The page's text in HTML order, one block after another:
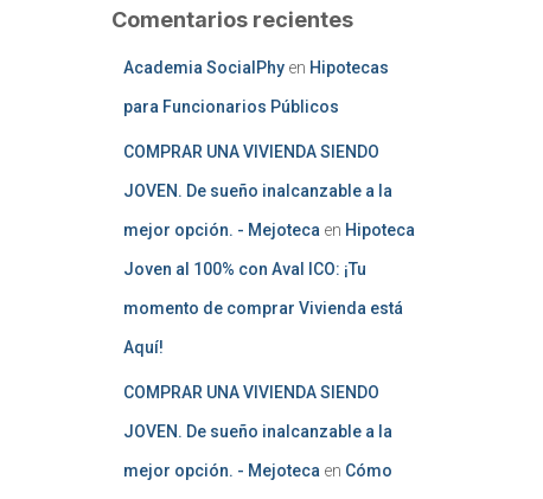
Comentarios recientes
Academia SocialPhyen Hipotecas
para Funcionarios Públicos
COMPRAR UNA VIVIENDA SIENDO
JOVEN. De sueño inalcanzable a la
mejor opción. - Mejoteca en Hipoteca
Joven al 100% con Aval ICO: ¡Tu
momento de comprar Vivienda está
Aquí!
COMPRAR UNA VIVIENDA SIENDO
JOVEN. De sueño inalcanzable a la
mejor opción. - Mejoteca en Cómo